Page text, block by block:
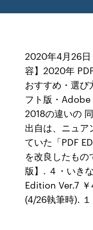
2020年4月26日
容】2020年
おすすめ・選び
フト版・
2018の違いの
出自は、ニュ
ていた「PDF
を改良したもの
版】. ４・いき
Edition Ver.7
(4/26執筆時). １